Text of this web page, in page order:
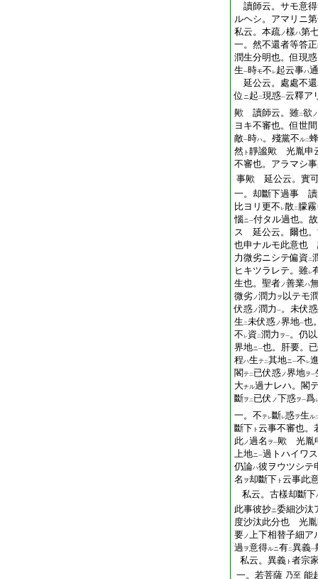
讀師云。サモ意
ルヘシ。アマリニ
私云。本疏ノ樣ハ第
一。然不還者等答
潤生分明也。但現惑
生一時モ不 レ起云事ハ
延公云。處處不還
位 ニ起 二現惑一云釋ア
歟 讀師云。雖二欲 ノ
ヨキ不審也。但世間
敵一時ハ。殘黨不ル二
然 ト 靜謐歟 光胤申
不審也。アラマシ
事歟 延公云。實
一。却斷下過事 讀
比ヨリ更不 レ散二 朦霧
惱ニ一付タル過也。故
ス 延公云。爾也。
也申ナルモ此意也
力微劣ニシテ偏資 二
ヒキツラレテ。雖レ
生也。聖者ノ善業ハ
微劣ノ潤力 ヲ 以テモ
伏惑ノ潤力 一。未伏惑
生 二未伏惑ノ界地一也
不 レ資 二潤力 ヲ一。仍以
界地ニ一也。肝要。
程ハ生テ二其地ニ一不 レ
閣テ二 已伏惑ノ界地ヲ一
大ナル過ナレハ。閣
斷ヲ 二 已伏 ノ下惑ヲ一爲
一。不テレ斷レ惑ヲ生ル
斷下 ト 云事不審也。
此ノ過名 ヲ一歟 光胤
上地ニ一過トハイワ
仍論ハ彼ヲウツシテ
名 ヲ却斷下 ト 云事此
私云。古樣却斷下
此事彼抄ニ委細沙汰
度沙汰此分也 光胤
要ノ上下相替子細
過 ヲ意得ルニ有二異義一
私云。異義 ト 者宗
一。若菩薩 乃至 能